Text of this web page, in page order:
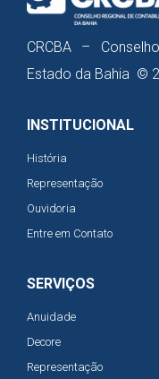
CRCBA –
Estado da Bahia ©
INSTITUCIONAL
História
Representação
Ouvidoria
Entre em Contato
SERVIÇOS
Anuidade
Decore
Representação